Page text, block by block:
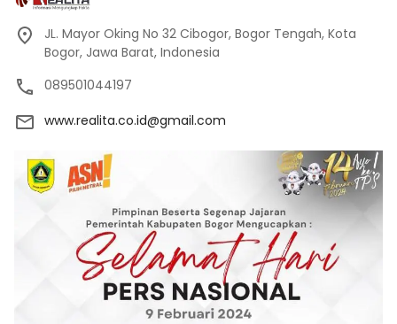
JL. Mayor Oking No 32 Cibogor, Bogor Tengah, Kota
Bogor, Jawa Barat, Indonesia
089501044197
www.realita.co.id@gmail.com